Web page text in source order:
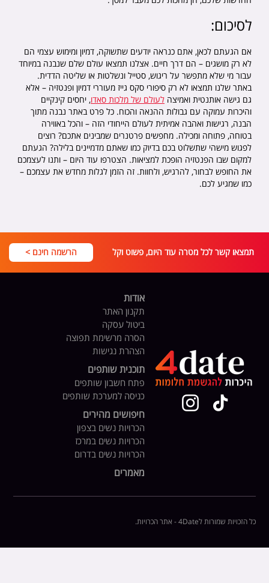
לסיכום:
אם הגעתם לכאן, אתם כנראה יודעים שתשוקה, דמיון ומימוש עצמי הם
לא רק מושגים – הם דרך חיים. אצלנו תמצאו עולם שלם שנבנה במיוחד
עבור מי שלא מתפשר על ריגוש, סטייל ונשלטות או שליטה הדדית.
באתר שלנו תמצאו לא רק סיפורי סקס גייז מעוררי דמיון ופנטזיה – אלא
גם גישה אותנטית ואמיצה לעולם של מלכות סאדו, יחסים קינקיים
והיכרות עמוקה עם גבולות ההנאה והכוח. כל פרט באתר נבנה מתוך
הבנה, רגישות ואהבה אמיתית לעולם הייחודי הזה – והכל באווירה
בטוחה, פתוחה ומכילה. מחפשים פרטנרים שמבינים אתכם? רוצים
לפגוש מישהי שתשלוט בכם בדיוק כמו שאתם מדמיינים בלילה? הגעתם
למקום שבו הפנטזיה הופכת למציאות. הצטרפו עוד היום – ותנו לעצמכם
את החופש לבחור, להרגיש, ולחוות. זה הזמן לגלות מחדש את עצמכם –
כמו שמגיע לכם.
תמצאו קשר לכל מטרה עוד היום, פשוט וקל הרשמה חינם >
אודות
תקנון האתר
ביטול עסקה
הסרה מרשימת תפוצה
הצהרת נגישות
תוכנית שותפים
פתח חשבון שותפים
כניסה למערכת שותפים
חיפושים מהירים
הכרויות נשים בצפון
הכרויות נשים במרכז
הכרויות נשים בדרום
מאמרים
כל הזכויות שמורות ל4Date - אתר הכרויות.